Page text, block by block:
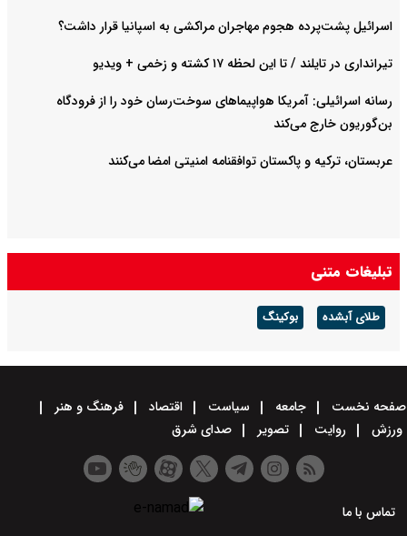
اسرائیل پشت‌پرده هجوم مهاجران مراکشی به اسپانیا قرار داشت؟
تیرانداری در تایلند / تا این لحظه ۱۷ کشته و زخمی + ویدیو
رسانه اسرائیلی: آمریکا هواپیماهای سوخت‌رسان خود را از فرودگاه
بن‌گوریون خارج می‌کند
عربستان، ترکیه و پاکستان توافقنامه امنیتی امضا می‌کنند
تبلیغات متنی
طلای آبشده بوکینگ
صفحه نخست جامعه سیاست اقتصاد
فرهنگ و هنر
ورزش
روایت تصویر صدای شرق
تماس با ما